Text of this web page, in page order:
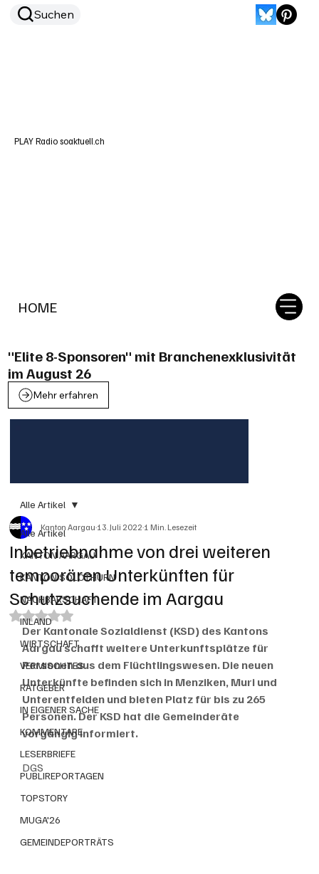
HOME
Suchen
PLAY Radio soaktuell.ch
"Elite 8-Sponsoren" mit Branchenexklusivität
im August 26
Mehr erfahren
Alle Artikel
KANTON AARGAU
KANTON SOLOTHURN
NACHBARSCHAFT
INLAND
WIRTSCHAFT
VERMISCHTES
RATGEBER
IN EIGENER SACHE
KOMMENTARE
LESERBRIEFE
PUBLIREPORTAGEN
TOPSTORY
MUGA'26
GEMEINDEPORTRÄTS
Alle Artikel
Inbetriebnahme von drei weiteren
temporären Unterkünften für
Schutzsuchende im Aargau
Kanton Aargau13. Juli 20221 Min. Lesezeit
Mit NaN von 5 Sternen bewertet.
Der Kantonale Sozialdienst (KSD) des Kantons
Aargau schafft weitere Unterkunftsplätze für
Personen aus dem Flüchtlingswesen. Die neuen
Unterkünfte befinden sich in Menziken, Muri und
Unterentfelden und bieten Platz für bis zu 265
Personen. Der KSD hat die Gemeinderäte
vorgängig informiert.
DGS